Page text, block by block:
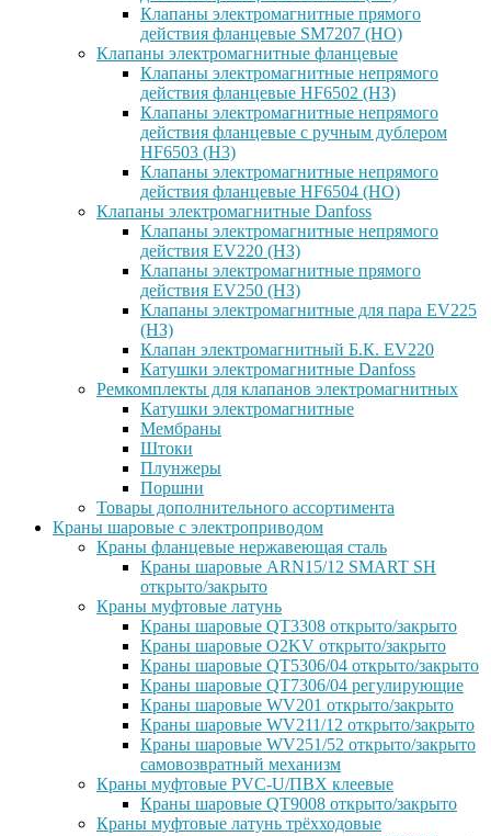
Клапаны электромагнитные прямого
действия фланцевые SM7207 (НО)
Клапаны электромагнитные фланцевые
Клапаны электромагнитные непрямого
действия фланцевые HF6502 (НЗ)
Клапаны электромагнитные непрямого
действия фланцевые с ручным дублером
HF6503 (Н3)
Клапаны электромагнитные непрямого
действия фланцевые HF6504 (НО)
Клапаны электромагнитные Danfoss
Клапаны электромагнитные непрямого
действия EV220 (НЗ)
Клапаны электромагнитные прямого
действия EV250 (НЗ)
Клапаны электромагнитные для пара EV225
(НЗ)
Клапан электромагнитный Б.К. EV220
Катушки электромагнитные Danfoss
Ремкомплекты для клапанов электромагнитных
Катушки электромагнитные
Мембраны
Штоки
Плунжеры
Поршни
Товары дополнительного ассортимента
Краны шаровые с электроприводом
Краны фланцевые нержавеющая сталь
Краны шаровые ARN15/12 SMART SH
открыто/закрыто
Краны муфтовые латунь
Краны шаровые QT3308 открыто/закрыто
Краны шаровые O2KV открыто/закрыто
Краны шаровые QT5306/04 открыто/закрыто
Краны шаровые QT7306/04 регулирующие
Краны шаровые WV201 открыто/закрыто
Краны шаровые WV211/12 открыто/закрыто
Краны шаровые WV251/52 открыто/закрыто
самовозвратный механизм
Краны муфтовые PVC-U/ПВХ клеевые
Краны шаровые QT9008 открыто/закрыто
Краны муфтовые латунь трёхходовые